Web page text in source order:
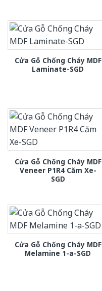
Cửa Gỗ Chống Cháy MDF
Laminate-SGD
Cửa Gỗ Chống Cháy MDF
Veneer P1R4 Căm Xe-
SGD
Cửa Gỗ Chống Cháy MDF
Melamine 1-a-SGD